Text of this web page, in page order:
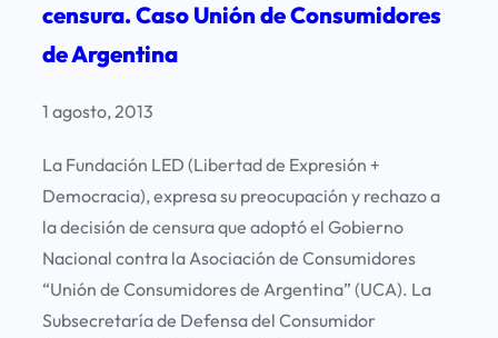
censura. Caso Unión de Consumidores
de Argentina
1 agosto, 2013
La Fundación LED (Libertad de Expresión +
Democracia), expresa su preocupación y rechazo a
la decisión de censura que adoptó el Gobierno
Nacional contra la Asociación de Consumidores
“Unión de Consumidores de Argentina” (UCA). La
Subsecretaría de Defensa del Consumidor